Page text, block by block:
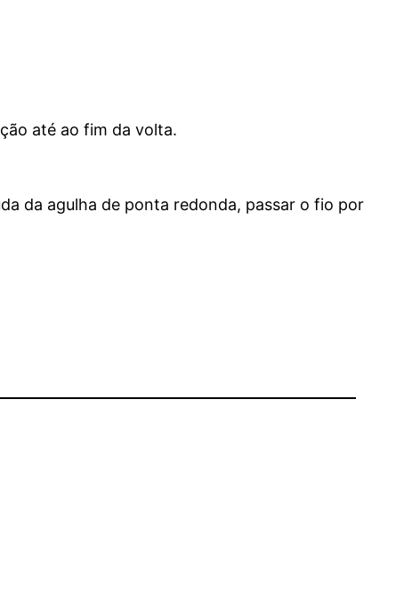
até ao fim da volta.
da agulha de ponta redonda, passar o fio por